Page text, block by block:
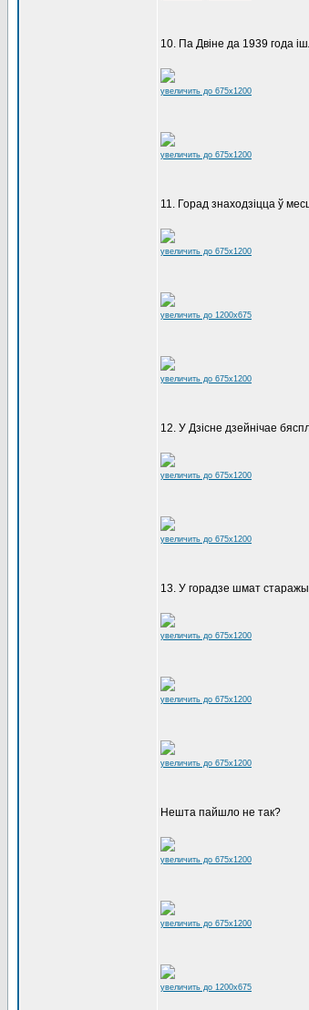
10. Па Двіне да 1939 года
увеличить до 675x1200
увеличить до 675x1200
11. Горад знаходзіцца ў
увеличить до 675x1200
увеличить до 1200x675
увеличить до 675x1200
12. У Дзісне дзейнічае
увеличить до 675x1200
увеличить до 675x1200
13. У горадзе шмат
увеличить до 675x1200
увеличить до 675x1200
увеличить до 675x1200
Нешта пайшло не так?
увеличить до 675x1200
увеличить до 675x1200
увеличить до 1200x675